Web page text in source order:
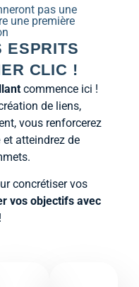
pas une
une première
ESPRITS
CLIC !
commence ici !
de liens,
vous renforcerez
et atteindrez de
concrétiser vos
vos objectifs avec
!